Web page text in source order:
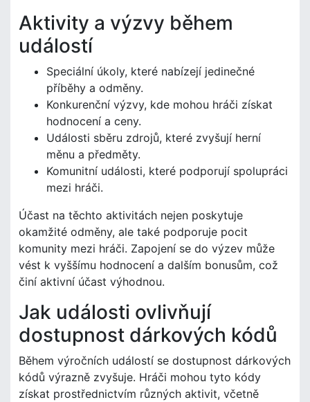
Aktivity a výzvy během
událostí
Speciální úkoly, které nabízejí jedinečné
příběhy a odměny.
Konkurenční výzvy, kde mohou hráči získat
hodnocení a ceny.
Události sběru zdrojů, které zvyšují herní
měnu a předměty.
Komunitní události, které podporují spolupráci
mezi hráči.
Účast na těchto aktivitách nejen poskytuje
okamžité odměny, ale také podporuje pocit
komunity mezi hráči. Zapojení se do výzev může
vést k vyššímu hodnocení a dalším bonusům, což
činí aktivní účast výhodnou.
Jak události ovlivňují
dostupnost dárkových kódů
Během výročních událostí se dostupnost dárkových
kódů výrazně zvyšuje. Hráči mohou tyto kódy
získat prostřednictvím různých aktivit, včetně